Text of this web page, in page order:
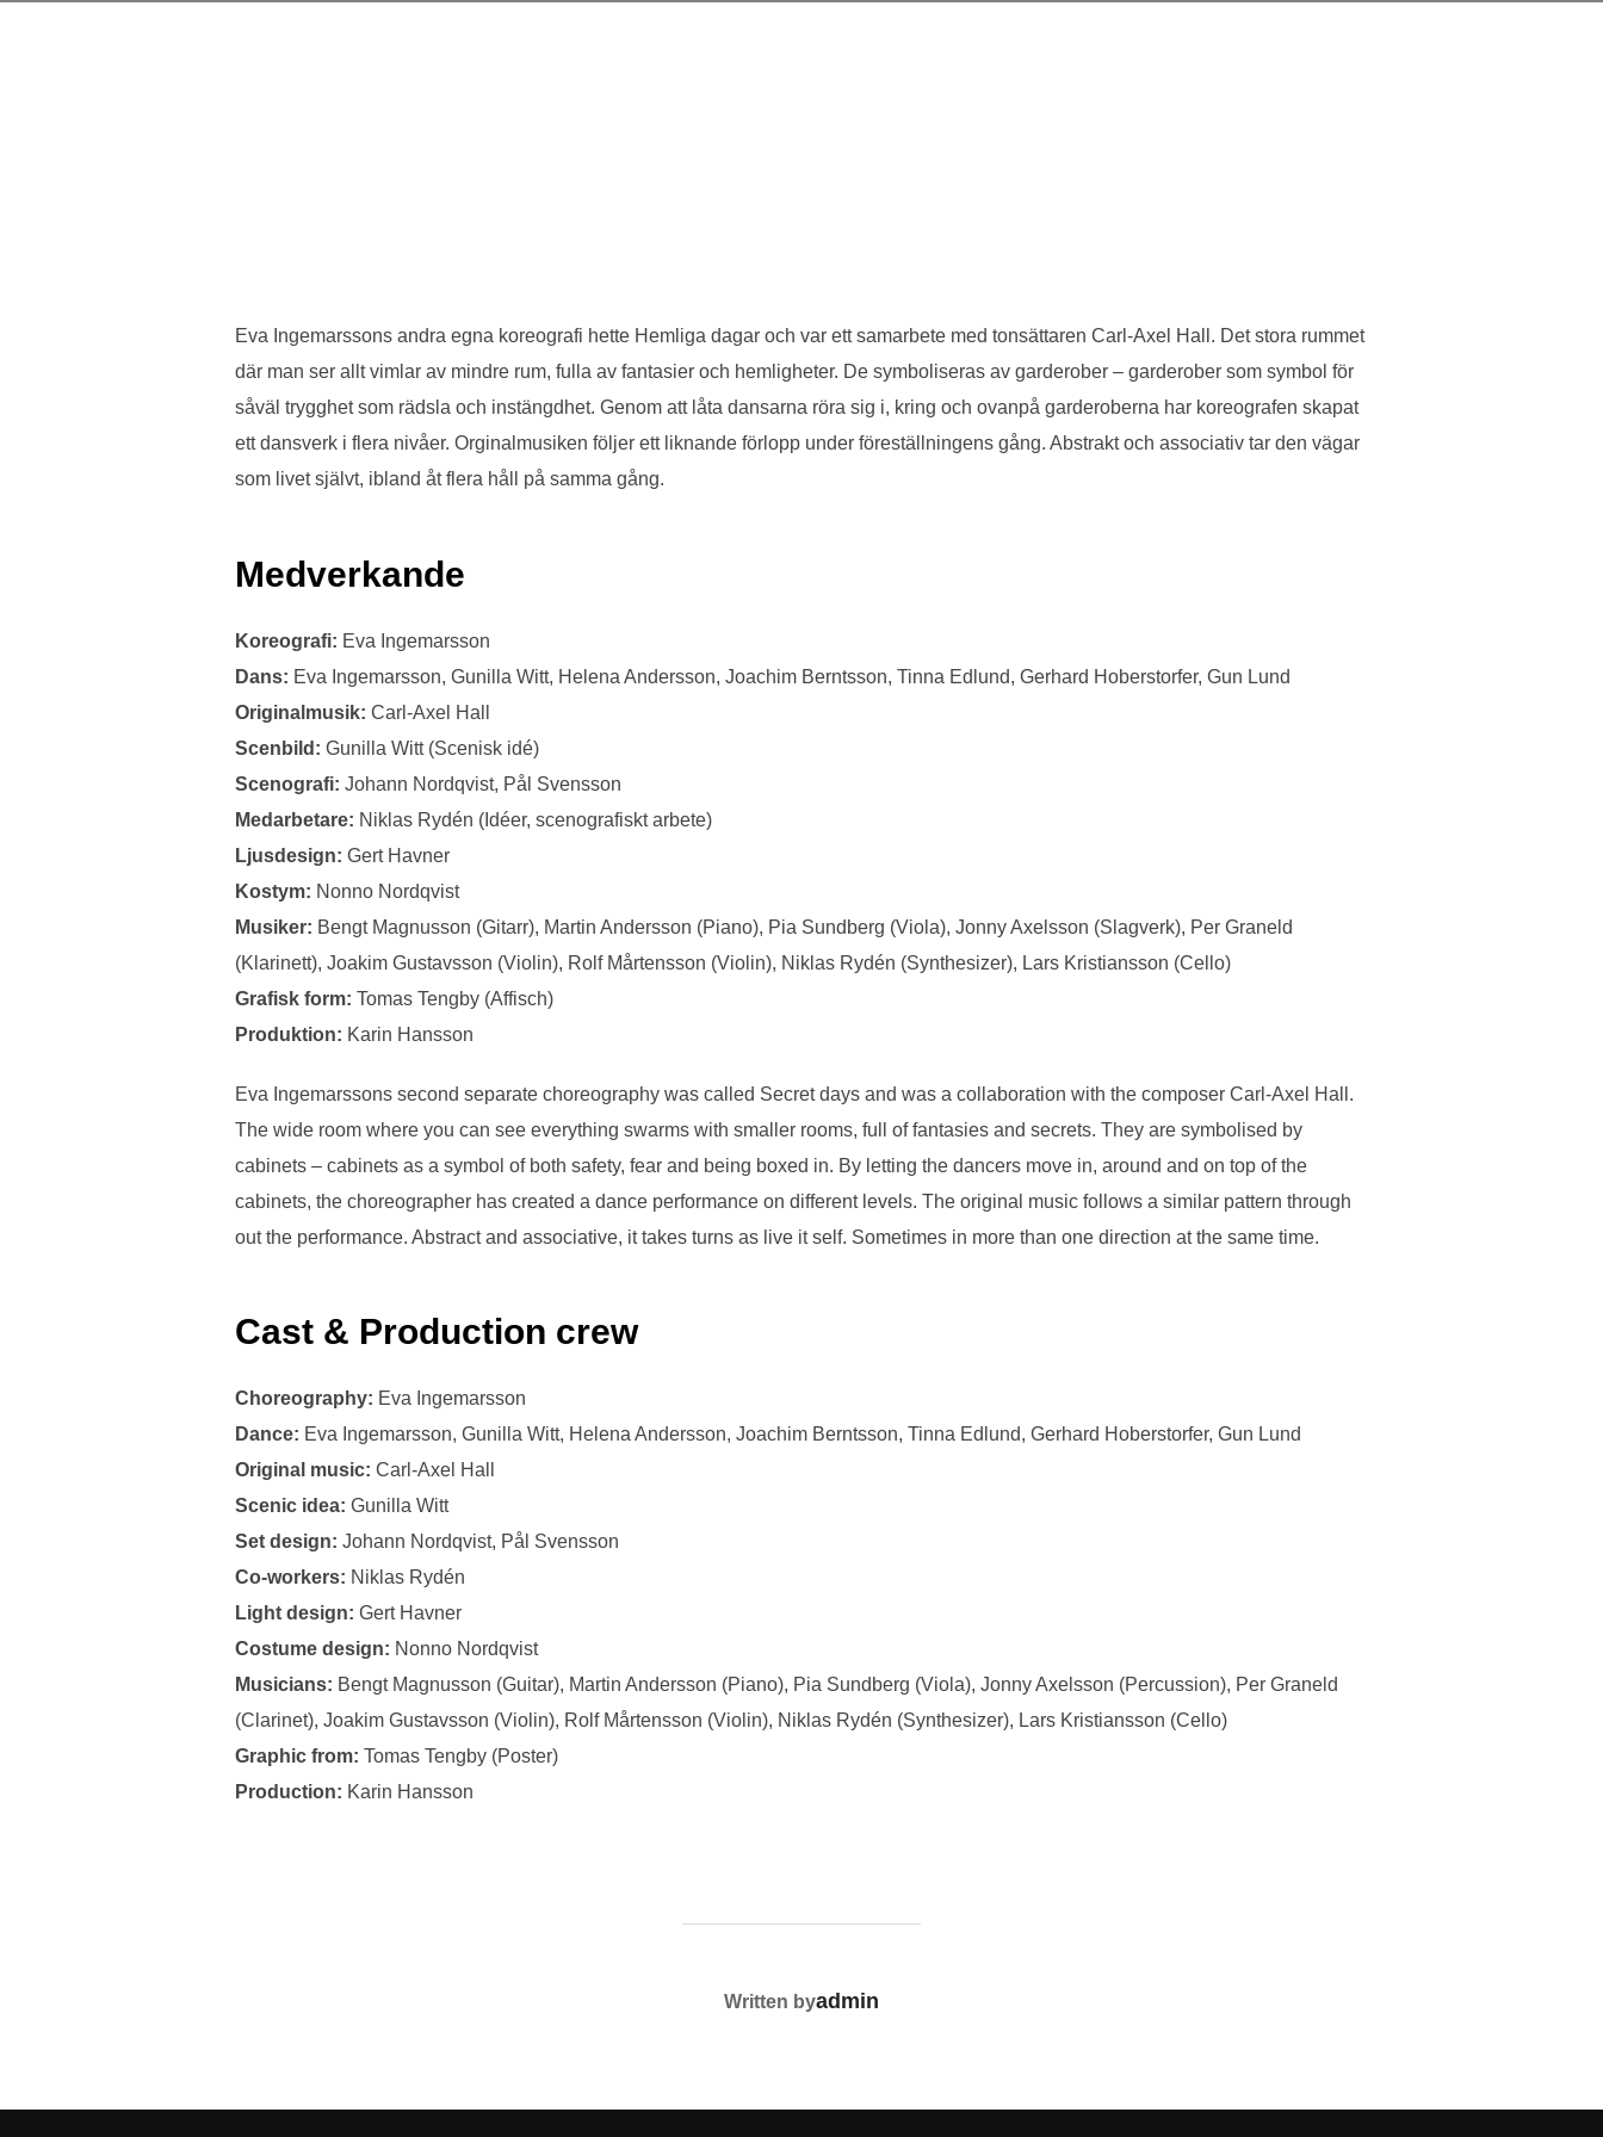
Eva Ingemarssons andra egna koreografi hette Hemliga dagar och var ett samarbete med tonsättaren Carl-Axel Hall. Det stora rummet
där man ser allt vimlar av mindre rum, fulla av fantasier och hemligheter. De symboliseras av garderober – garderober som symbol för
såväl trygghet som rädsla och instängdhet. Genom att låta dansarna röra sig i, kring och ovanpå garderoberna har koreografen skapat
ett dansverk i flera nivåer. Orginalmusiken följer ett liknande förlopp under föreställningens gång. Abstrakt och associativ tar den vägar
som livet självt, ibland åt flera håll på samma gång.
Medverkande
Koreografi: Eva Ingemarsson
Dans: Eva Ingemarsson, Gunilla Witt, Helena Andersson, Joachim Berntsson, Tinna Edlund, Gerhard Hoberstorfer, Gun Lund
Originalmusik: Carl-Axel Hall
Scenbild: Gunilla Witt (Scenisk idé)
Scenografi: Johann Nordqvist, Pål Svensson
Medarbetare: Niklas Rydén (Idéer, scenografiskt arbete)
Ljusdesign: Gert Havner
Kostym: Nonno Nordqvist
Musiker: Bengt Magnusson (Gitarr), Martin Andersson (Piano), Pia Sundberg (Viola), Jonny Axelsson (Slagverk), Per Graneld
(Klarinett), Joakim Gustavsson (Violin), Rolf Mårtensson (Violin), Niklas Rydén (Synthesizer), Lars Kristiansson (Cello)
Grafisk form: Tomas Tengby (Affisch)
Produktion: Karin Hansson
Eva Ingemarssons second separate choreography was called Secret days and was a collaboration with the composer Carl-Axel Hall.
The wide room where you can see everything swarms with smaller rooms, full of fantasies and secrets. They are symbolised by
cabinets – cabinets as a symbol of both safety, fear and being boxed in. By letting the dancers move in, around and on top of the
cabinets, the choreographer has created a dance performance on different levels. The original music follows a similar pattern through
out the performance. Abstract and associative, it takes turns as live it self. Sometimes in more than one direction at the same time.
Cast & Production crew
Choreography: Eva Ingemarsson
Dance: Eva Ingemarsson, Gunilla Witt, Helena Andersson, Joachim Berntsson, Tinna Edlund, Gerhard Hoberstorfer, Gun Lund
Original music: Carl-Axel Hall
Scenic idea: Gunilla Witt
Set design: Johann Nordqvist, Pål Svensson
Co-workers: Niklas Rydén
Light design: Gert Havner
Costume design: Nonno Nordqvist
Musicians: Bengt Magnusson (Guitar), Martin Andersson (Piano), Pia Sundberg (Viola), Jonny Axelsson (Percussion), Per Graneld
(Clarinet), Joakim Gustavsson (Violin), Rolf Mårtensson (Violin), Niklas Rydén (Synthesizer), Lars Kristiansson (Cello)
Graphic from: Tomas Tengby (Poster)
Production: Karin Hansson
POST AUTHOR
Written byadmin